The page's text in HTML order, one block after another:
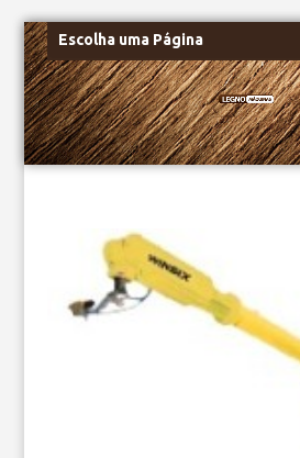
Escolha uma Página